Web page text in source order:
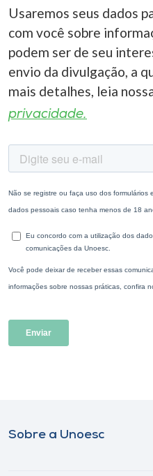
Usaremos seus dados
com você sobre
podem ser de seu
envio da divulgação, a
mais detalhes, leia
privacidade.
Sobre a Unoesc